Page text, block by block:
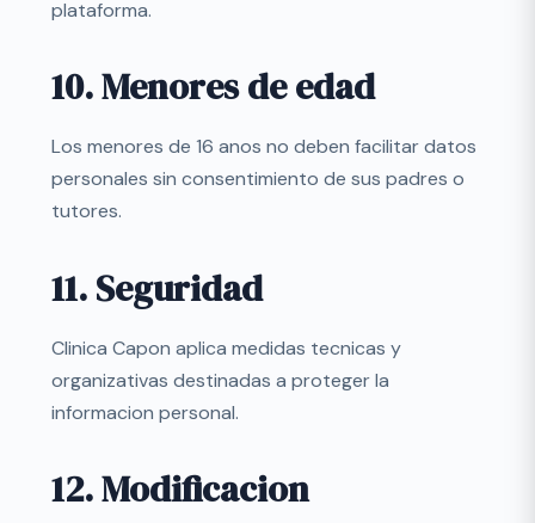
plataforma.
10. Menores de edad
Los menores de 16 anos no deben facilitar datos
personales sin consentimiento de sus padres o
tutores.
11. Seguridad
Clinica Capon aplica medidas tecnicas y
organizativas destinadas a proteger la
informacion personal.
12. Modificacion